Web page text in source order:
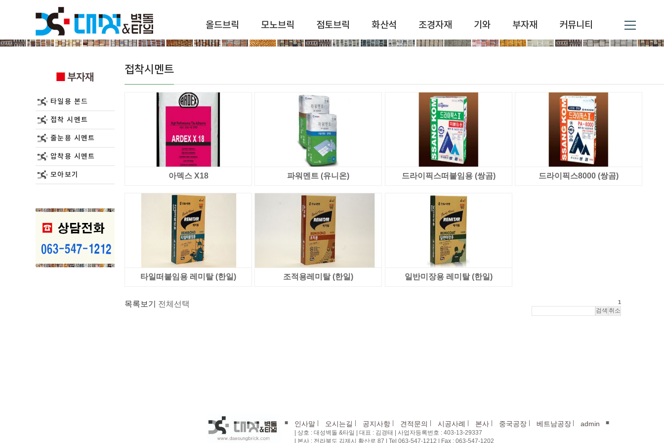
올드브릭 모노브릭 점토브릭 화산석 조경자재 기와 부자재 커뮤니티
부자재
타일용 본드
접착 시멘트
줄눈용 시멘트
압착용 시멘트
모아보기
접착시멘트
아덱스 X18 파워멘트 (유니온) 드라이픽스떠붙임용 (쌍곰) 드라이픽스8000 (쌍곰)
타일떠붙임용 레미탈 (한일) 조적용레미탈 (한일) 일반미장용 레미탈 (한일)
목록보기 전체선택 1
■ 인사말 오시는길 공지사항 견적문의 시공사례 본사 중국공장 베트남공장 admin ■
| 상호 : 대성벽돌 &타일 | 대표 : 김경태 | 사업자등록번호 : 403-13-29337
| 본사 : 전라북도 김제시 황산로 87 | Tel 063-547-1212 | Fax : 063-547-1202